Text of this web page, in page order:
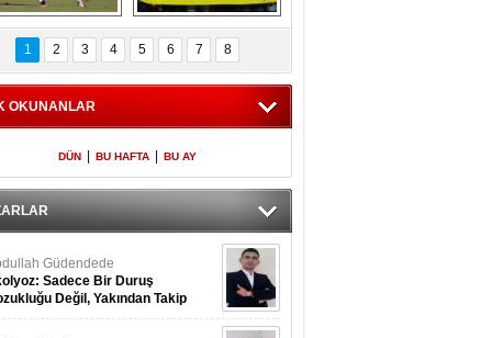
Fenerbahçe
Voluntari 3 golle
geçti
Futbolun adresi beş
ülke...
1 2 3 4 5 6 7 8
OKUNANLAR
DÜN BU HAFTA BU AY
Güdendede
Sadece Bir Duruş
Değil, Yakından Takip